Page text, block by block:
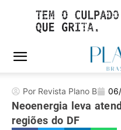
Por Revista Plano B
Neoenergia leva
regiões do DF